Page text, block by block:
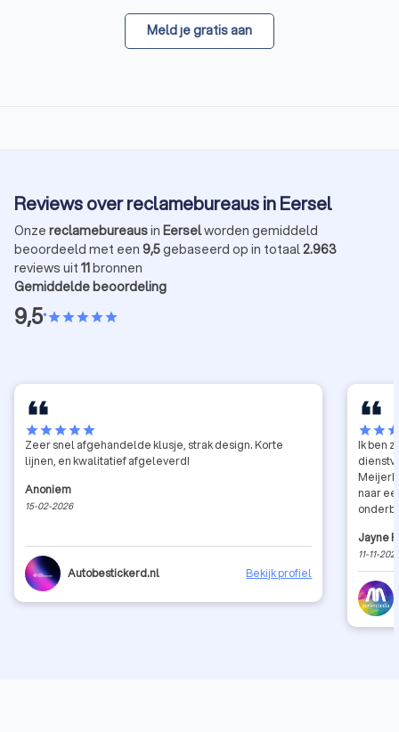
Meld je gratis aan
Reviews over reclamebureaus in Eersel
Onze reclamebureausin Eerselworden gemiddeld
beoordeeld met een 9,5gebaseerd op in totaal2.963
reviews uit 11bronnen
Gemiddelde beoordeling
9,5•starstarstarstarstar
starstarstarstarstar
Zeer snel afgehandelde klusje, strak design. Korte
lijnen, en kwalitatief afgeleverd!
Anoniem
15-02-2026
Autobestickerd.nl Bekijk profiel
starstar
Ik ben
naar
Jayne
11-11-